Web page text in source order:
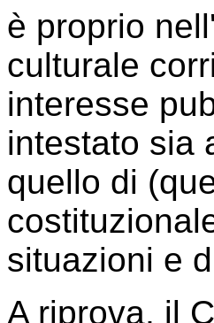
è proprio
culturale
interesse
intestato sia
quello di
situazioni e
A riprova, il